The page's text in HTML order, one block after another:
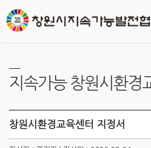
지속가능 창원시환경
창원시환경교육센터 지정서